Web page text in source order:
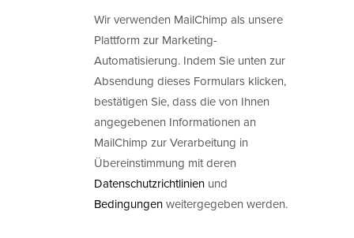
Wir verwenden MailChimp als unsere
Plattform zur Marketing-
Automatisierung. Indem Sie unten zur
Absendung dieses Formulars klicken,
bestätigen Sie, dass die von Ihnen
angegebenen Informationen an
MailChimp zur Verarbeitung in
Übereinstimmung mit deren
Datenschutzrichtlinien und
Bedingungenweitergegeben werden.